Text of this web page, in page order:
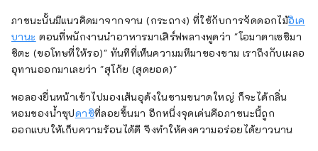
ภาชนะนั้นมีแนวคิดมาจากจาน (กระถาง) ที่ใช้กับการจัดดอกไม้อิเค
บานะ ตอนที่พนักงานนำอาหารมาเสิร์ฟพลางพูดว่า "โอมาตาเซชิมา
ชิตะ (ขอโทษที่ให้รอ)" ทันทีที่เห็นความมหึมาของชาม เราถึงกับเผลอ
อุทานออกมาเลยว่า "สุโก้ย (สุดยอด)"
พอลองยื่นหน้าเข้าไปมองเส้นอุด้งในชามขนาดใหญ่ ก็จะได้กลิ่น
หอมของน้ำซุปดาชิที่ลอยขึ้นมา อีกหนึ่งจุดเด่นคือภาชนะนี้ถูก
ออกแบบให้เก็บความร้อนได้ดี จึงทำให้คงความอร่อยได้ยาวนาน